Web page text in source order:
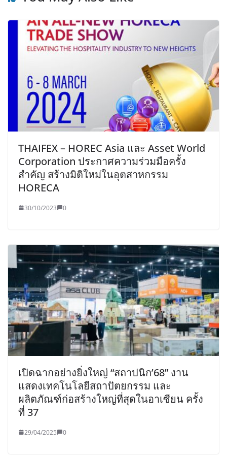
THAIFEX – HOREC Asia และ Asset World
Corporation ประกาศความร่วมมือครั้ง
สำคัญ สร้างมิติใหม่ในอุตสาหกรรม
HORECA
30/10/2023 0
เปิดฉากอย่างยิ่งใหญ่ “สถาปนิก’68” งาน
แสดงเทคโนโลยีสถาปัตยกรรม และ
ผลิตภัณฑ์ก่อสร้างใหญ่ที่สุดในอาเซียน ครั้ง
ที่ 37
29/04/2025 0